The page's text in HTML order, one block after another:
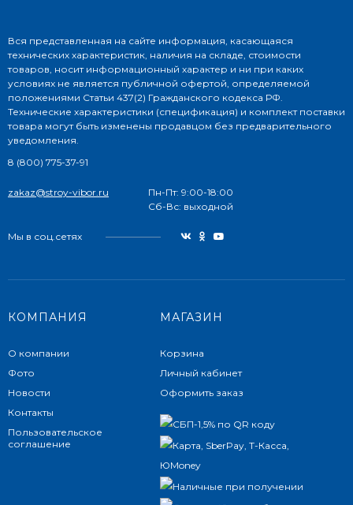
Вся представленная на сайте информация, касающаяся
технических характеристик, наличия на складе, стоимости
товаров, носит информационный характер и ни при каких
условиях не является публичной офертой, определяемой
положениями Статьи 437(2) Гражданского кодекса РФ.
Технические характеристики (спецификация) и комплект поставки
товара могут быть изменены продавцом без предварительного
уведомления.
8 (800) 775-37-91
zakaz@stroy-vibor.ru
Пн-Пт: 9:00-18:00
Сб-Вс: выходной
Мы в соц.сетях
КОМПАНИЯ
О компании
Фото
Новости
Контакты
Пользовательское
соглашение
МАГАЗИН
Корзина
Личный кабинет
Оформить заказ